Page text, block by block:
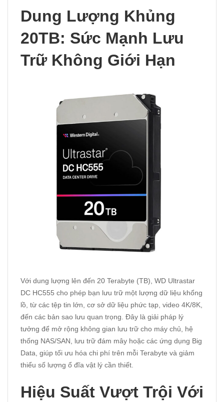
Dung Lượng Khủng
20TB: Sức Mạnh Lưu
Trữ Không Giới Hạn
Với dung lượng lên đến 20 Terabyte (TB), WD Ultrastar
DC HC555 cho phép bạn lưu trữ một lượng dữ liệu khổng
lồ, từ các tệp tin lớn, cơ sở dữ liệu phức tạp, video 4K/8K,
đến các bản sao lưu quan trọng. Đây là giải pháp lý
tưởng để mở rộng không gian lưu trữ cho máy chủ, hệ
thống NAS/SAN, lưu trữ đám mây hoặc các ứng dụng Big
Data, giúp tối ưu hóa chi phí trên mỗi Terabyte và giảm
thiểu số lượng ổ đĩa vật lý cần thiết.
Hiệu Suất Vượt Trội Với